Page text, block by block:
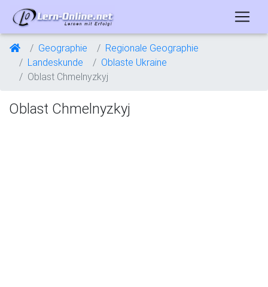
Geographie
Regionale Geographie
Landeskunde
Oblaste Ukraine
Oblast Chmelnyzkyj
Oblast Chmelnyzkyj